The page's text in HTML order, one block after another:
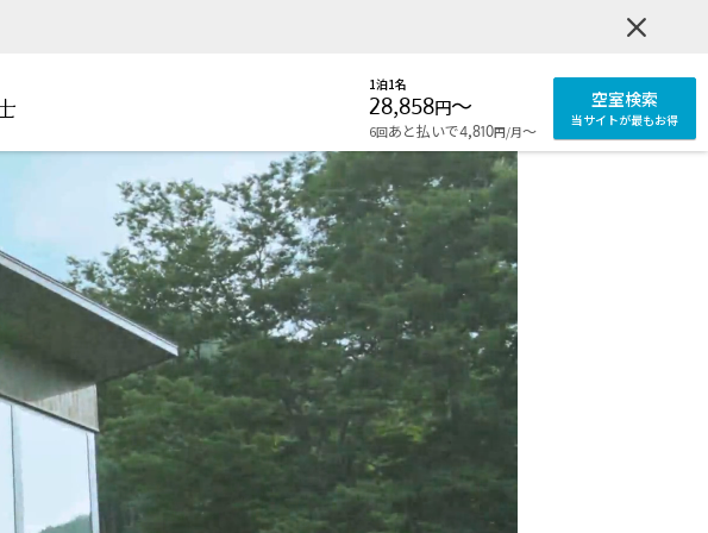
1泊1名
28,858円〜
6回あと払いで4,810円/月〜
空室検索
当サイトが最もお得